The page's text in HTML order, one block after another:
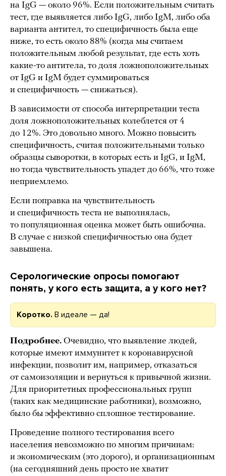
на IgG — около 96%. Если положительным считать
тест, где выявляется либо IgG, либо IgМ, либо оба
варианта антител, то специфичность была еще
ниже, то есть около 88% (когда мы считаем
положительным любой результат, где есть хоть
какие-то антитела, то доля ложноположительных
от IgG и IgM будет суммироваться
и специфичность — снижаться).
В зависимости от способа интерпретации теста
доля ложноположительных колеблется от 4
до 12%. Это довольно много. Можно повысить
специфичность, считая положительными только
образцы сыворотки, в которых есть и IgG, и IgM,
но тогда чувствительность упадет до 66%, что тоже
неприемлемо.
Если поправка на чувствительность
и специфичность теста не выполнялась,
то популяционная оценка может быть ошибочна.
В случае с низкой специфичностью она будет
завышена.
Серологические опросы помогают
понять, у кого есть защита, а у кого нет?
Коротко. В идеале — да!
Подробнее. Очевидно, что выявление людей,
которые имеют иммунитет к коронавирусной
инфекции, позволит им, например, отказаться
от самоизоляции и вернуться к привычной жизни.
Для приоритетных профессиональных групп
(таких как медицинские работники), возможно,
было бы эффективно сплошное тестирование.
Проведение полного тестирования всего
населения невозможно по многим причинам:
и экономическим (это дорого), и организационным
(на сегодняшний день просто не хватит